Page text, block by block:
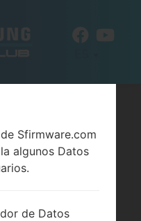
Sfirmware.com
algunos Datos
de Datos